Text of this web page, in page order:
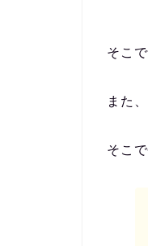
そこ
また
そこ